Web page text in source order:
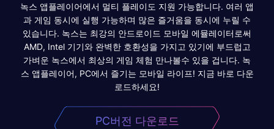
녹스 앱플레이어에서 멀티 플레이도 지원 가능합니다. 여러 앱
과 게임 동시에 실행 가능하며 많은 즐거움을 동시에 누릴 수
있습니다. 녹스는 최강의 안드로이드 모바일 에뮬레이터로써
AMD, Intel 기기와 완벽한 호환성을 가지고 있기에 부드럽고
가벼운 녹스에서 최상의 게임 체험 만나볼수 있을 겁니다. 녹
스 앱플레이어, PC에서 즐기는 모바일 라이프! 지금 바로 다운
로드하세요!
PC버전 다운로드